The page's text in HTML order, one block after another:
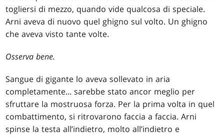
togliersi di mezzo, quando vide qualcosa di speciale.
Arni aveva di nuovo quel ghigno sul volto. Un ghigno
che aveva visto tante volte.
Osserva bene.
Sangue di gigante lo aveva sollevato in aria
completamente... sarebbe stato ancor meglio per
sfruttare la mostruosa forza. Per la prima volta in quel
combattimento, si ritrovarono faccia a faccia. Arni
spinse la testa all’indietro, molto all’indietro e